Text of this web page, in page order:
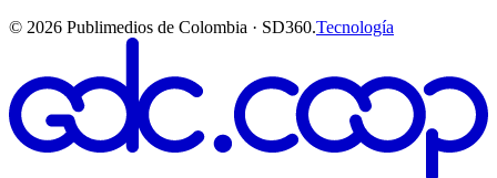
© 2026 Publimedios de Colombia · SD360.Tecnología